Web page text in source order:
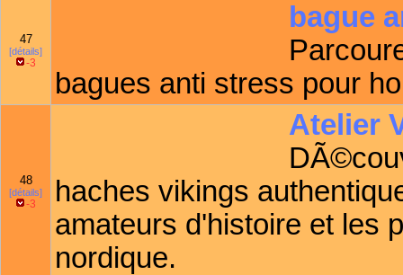
47
[détails]
-3
bague
bagues anti stress pour
48
[détails]
-3
Atelier
haches vikings
amateurs d'histoire et les
nordique.